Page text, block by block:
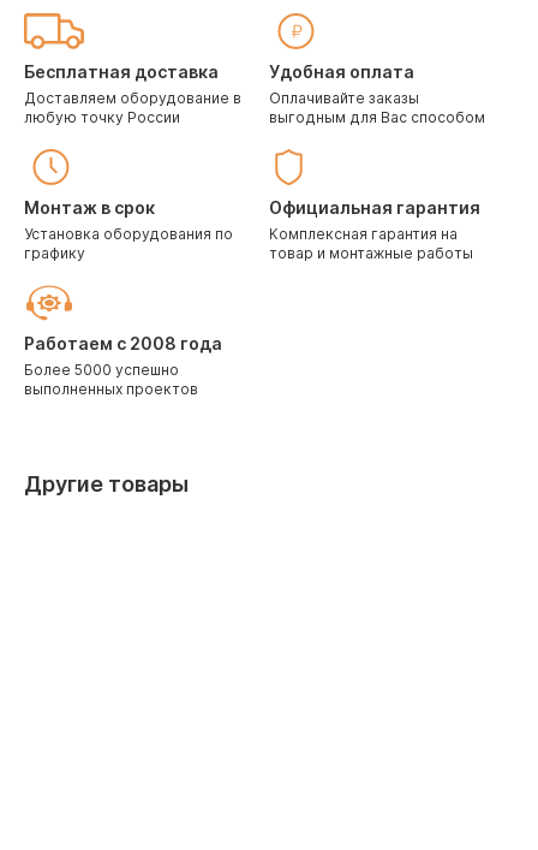
Бесплатная доставка
Доставляем оборудование в
любую точку России
Удобная оплата
Оплачивайте заказы
выгодным для Вас способом
Монтаж в срок
Установка оборудования по
графику
Официальная гарантия
Комплексная гарантия на
товар и монтажные работы
Работаем с 2008 года
Более 5000 успешно
выполненных проектов
Другие товары